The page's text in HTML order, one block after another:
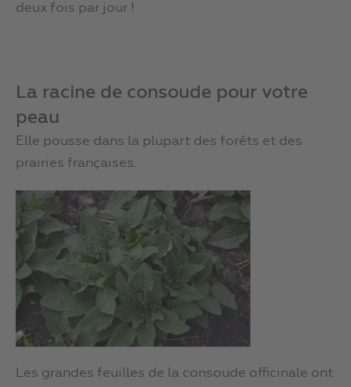
deux fois par jour !
La racine de consoude pour votre
peau
Elle pousse dans la plupart des forêts et des
prairies françaises.
Les grandes feuilles de la consoude officinale ont